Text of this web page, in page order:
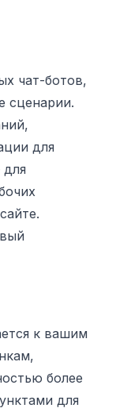
чат-ботов,
сценарии.
для
к вашим
более
для